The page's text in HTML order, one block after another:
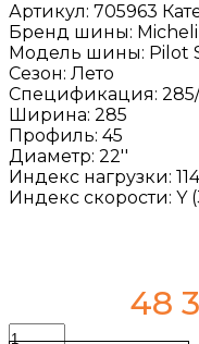
Артикул: 705963
Бренд шины:
Модель шины: Pilot
Сезон: Лето
Спецификация:
Ширина: 285
Профиль: 45
Диаметр: 22''
Индекс нагрузки:
Индекс скорости: Y
48
Количество